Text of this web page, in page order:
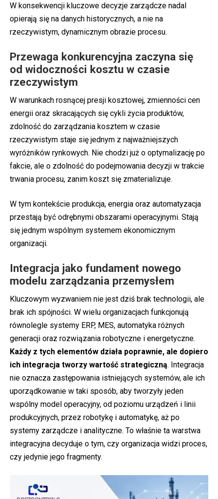
W konsekwencji kluczowe decyzje zarządcze nadal
opierają się na danych historycznych, a nie na
rzeczywistym, dynamicznym obrazie procesu.
Przewaga konkurencyjna zaczyna się
od widoczności kosztu w czasie
rzeczywistym
W warunkach rosnącej presji kosztowej, zmienności cen
energii oraz skracających się cykli życia produktów,
zdolność do zarządzania kosztem w czasie
rzeczywistym staje się jednym z najważniejszych
wyróżników rynkowych. Nie chodzi już o optymalizację po
fakcie, ale o zdolność do podejmowania decyzji w trakcie
trwania procesu, zanim koszt się zmaterializuje.
W tym kontekście produkcja, energia oraz automatyzacja
przestają być odrębnymi obszarami operacyjnymi. Stają
się jednym wspólnym systemem ekonomicznym
organizacji.
Integracja jako fundament nowego
modelu zarządzania przemysłem
Kluczowym wyzwaniem nie jest dziś brak technologii, ale
brak ich spójności. W wielu organizacjach funkcjonują
równolegle systemy ERP, MES, automatyka różnych
generacji oraz rozwiązania robotyczne i energetyczne.
Każdy z tych elementów działa poprawnie, ale dopiero
ich integracja tworzy wartość strategiczną. Integracja
nie oznacza zastępowania istniejących systemów, ale ich
uporządkowanie w taki sposób, aby tworzyły jeden
wspólny model operacyjny, od poziomu urządzeń i linii
produkcyjnych, przez robotykę i automatykę, aż po
systemy zarządcze i analityczne. To właśnie ta warstwa
integracyjna decyduje o tym, czy organizacja widzi proces,
czy jedynie jego fragmenty.